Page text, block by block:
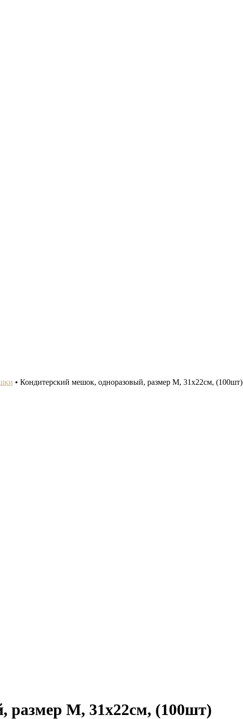
• Кондитерский мешок, одноразовый, размер М, 31х22см, (100шт)
размер М, 31х22см, (100шт)